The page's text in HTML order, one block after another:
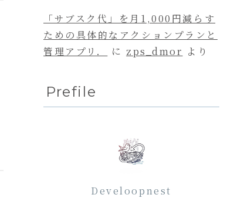
「サブスク代」を月1,000円減らす
ための具体的なアクションプランと
管理アプリ．
に zps_dmor より
Prefile
Develoopnest